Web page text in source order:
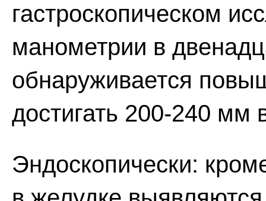
гастроскопическом
манометрии в
обнаруживается
достигать 200-240 мм
Эндоскопически: